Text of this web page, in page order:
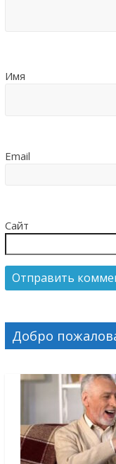
Имя
Email
Сайт
Добро